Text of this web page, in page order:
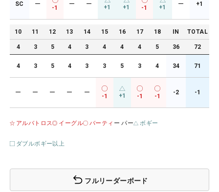
SC ー
-1
ー ー +1 +1 -1 +1 ー +1
10 11 12 13 14 15 16 17 18 IN TOTAL
4 3 5 4 3 4 4 4 5 36 72
4 3 5 4 3 3 5 3 4 34 71
ー ー ー ー ー
-1 +1 -1 -1
-2 -1
アルバトロス イーグル バーティ ー パー ボギー
ダブルボギー以上
フルリーダーボード